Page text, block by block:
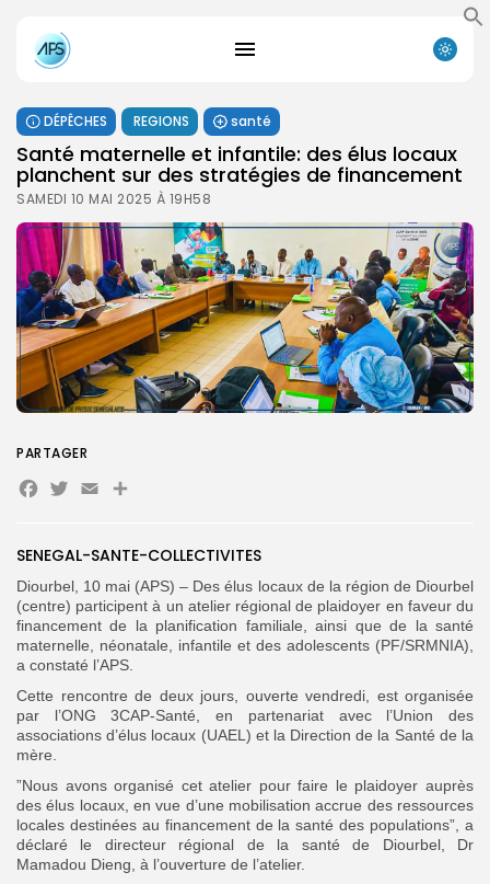
Search
Button
FR
DÉPÊCHES REGIONS santé
Santé maternelle et infantile: des élus locaux
planchent sur des stratégies de financement
SAMEDI 10 MAI 2025 À 19H58
‎SENEGAL-SANTE-COLLECTIVITES
Diourbel, 10 mai (APS) – Des élus locaux de la région de Diourbel
(centre) participent à un atelier régional de plaidoyer en faveur du
financement de la planification familiale, ainsi que de la santé
maternelle, néonatale, infantile et des adolescents (PF/SRMNIA),
a constaté l’APS.
‎‎Cette rencontre de deux jours, ouverte vendredi, est organisée
par l’ONG 3CAP-Santé, en partenariat avec l’Union des
associations d’élus locaux (UAEL) et la Direction de la Santé de la
mère.
‎”Nous avons organisé cet atelier pour faire le plaidoyer auprès
des élus locaux, en vue d’une mobilisation accrue des ressources
locales destinées au financement de la santé des populations”, a
déclaré le directeur régional de la santé de Diourbel, Dr
Mamadou Dieng, à l’ouverture de l’atelier.
PARTAGER
Facebook
Twitter
EmailPartager